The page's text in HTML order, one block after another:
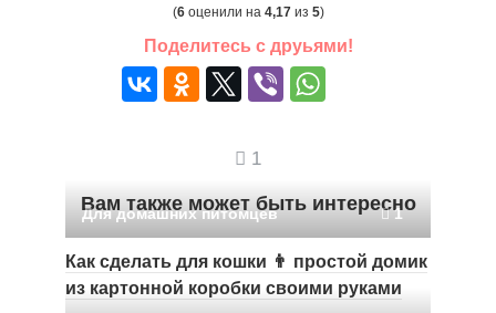
(6оценили на 4,17из 5)
Поделитесь с друьями!
1
Вам также может быть интересно
Для домашних питомцев 1
Как сделать для кошки 👨 простой домик
из картонной коробки своими руками